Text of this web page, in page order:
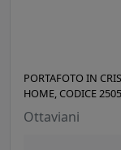
PORTAFOTO IN
HOME, CODICE
Ottaviani